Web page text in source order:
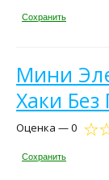
Сохранить
Мини
Хаки
Оценка — 0
Сохранить